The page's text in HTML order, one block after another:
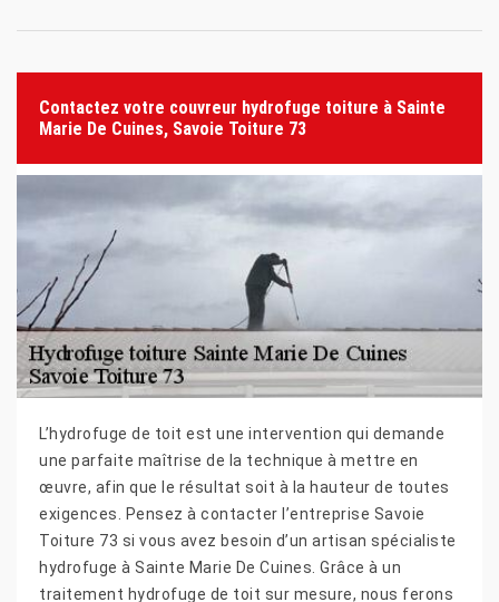
Contactez votre couvreur hydrofuge toiture à Sainte
Marie De Cuines, Savoie Toiture 73
L’hydrofuge de toit est une intervention qui demande
une parfaite maîtrise de la technique à mettre en
œuvre, afin que le résultat soit à la hauteur de toutes
exigences. Pensez à contacter l’entreprise Savoie
Toiture 73 si vous avez besoin d’un artisan spécialiste
hydrofuge à Sainte Marie De Cuines. Grâce à un
traitement hydrofuge de toit sur mesure, nous ferons